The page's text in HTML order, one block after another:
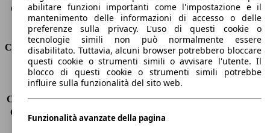
Capacità di traino (con freni)
1300 kg
Volume del bagagliaio
608 - 1653 l
Consumi
Emissioni di CO2*
130 g/km (komb.)
Consumo (urbano)
7.3 l/100km
Consumo (extra-urbano) 4.9 l/100km
Consumo (combinato)*
5.8 l/100km
abilitare funzioni importanti come l'impostazione e il
mantenimento delle informazioni di accesso o delle
preferenze sulla privacy. L'uso di questi cookie o
tecnologie simili non può normalmente essere
disabilitato. Tuttavia, alcuni browser potrebbero bloccare
questi cookie o strumenti simili o avvisare l'utente. Il
blocco di questi cookie o strumenti simili potrebbe
influire sulla funzionalità del sito web.
Funzionalità avanzate della pagina